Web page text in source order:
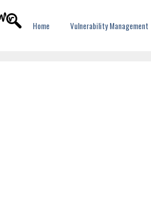
Home Vulnerability Management